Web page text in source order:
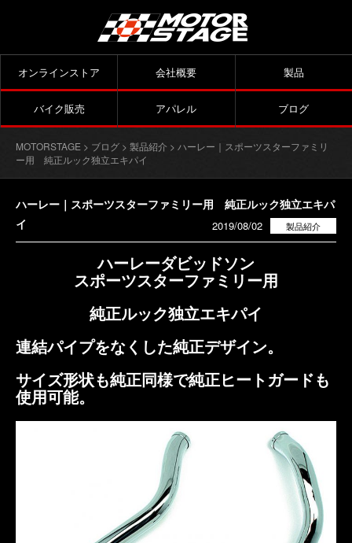
オンラインストア 会社概要 製品
バイク販売 アパレル ブログ
MOTORSTAGE > ブログ > 製品紹介 > ハーレー｜スポーツスターファミリ
ー用 純正ルック独立エキパイ
ハーレー｜スポーツスターファミリー用 純正ルック独立エキパ
イ
製品紹介
2019/08/02
ハーレーダビッドソン
スポーツスターファミリー用
純正ルック独立エキパイ
連結パイプをなくした純正デザイン。
サイズ形状も純正同様で純正ヒートガードも
使用可能。